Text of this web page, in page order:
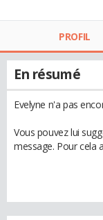
PROFIL
En résumé
Evelyne n'a pas
Vous pouvez lui
message. Pour cela